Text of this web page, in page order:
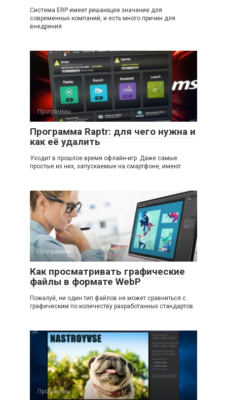
Система ERP имеет решающее значение для
современных компаний, и есть много причин для
внедрения
Программы
Программа Raptr: для чего нужна и
как её удалить
Уходит в прошлое время офлайн-игр. Даже самые
простые из них, запускаемые на смартфоне, имеют
Программы
Как просматривать графические
файлы в формате WebP
Пожалуй, ни один тип файлов не может сравниться с
графическим по количеству разработанных стандартов.
Программы